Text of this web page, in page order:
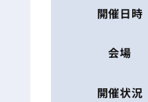
開催日時
会場
開催状況